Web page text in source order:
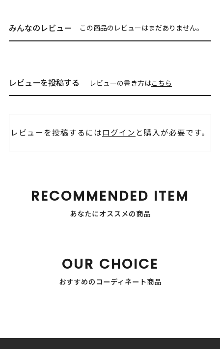
みんなのレビュー この商品のレビューはまだありません。
レビューを投稿する レビューの書き方はこちら
レビューを投稿するにはログイン と購入が必要です。
RECOMMENDED ITEM
あなたにオススメの商品
OUR CHOICE
おすすめのコーディネート商品